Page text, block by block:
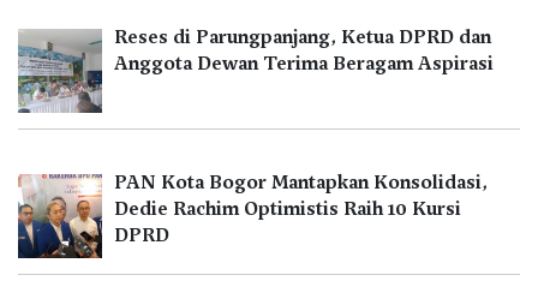
Reses di Parungpanjang, Ketua DPRD dan
Anggota Dewan Terima Beragam Aspirasi
PAN Kota Bogor Mantapkan Konsolidasi,
Dedie Rachim Optimistis Raih 10 Kursi
DPRD